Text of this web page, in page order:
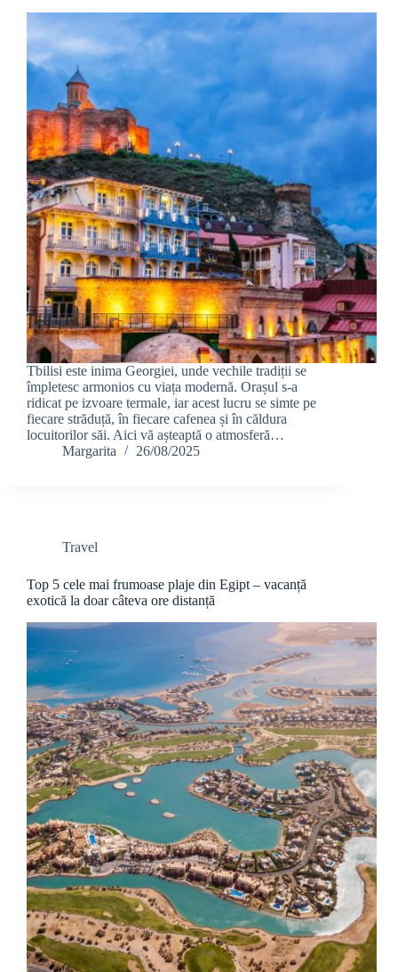
Tbilisi este inima Georgiei, unde vechile tradiții se
împletesc armonios cu viața modernă. Orașul s-a
ridicat pe izvoare termale, iar acest lucru se simte pe
fiecare străduță, în fiecare cafenea și în căldura
locuitorilor săi. Aici vă așteaptă o atmosferă…
Margarita
26/08/2025
Travel
Top 5 cele mai frumoase plaje din Egipt – vacanță
exotică la doar câteva ore distanță